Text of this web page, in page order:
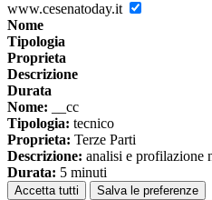
www.cesenatoday.it
Nome
Tipologia
Proprieta
Descrizione
Durata
Nome: __cc
Tipologia: tecnico
Proprieta: Terze Parti
Descrizione: analisi e profilazione
Durata: 5 minuti
Accetta tutti Salva le preferenze